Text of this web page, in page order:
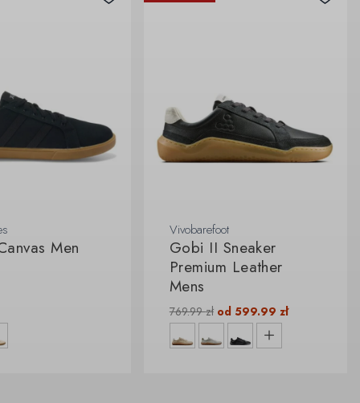
Men
Vivobarefoot
Gobi II Sneaker
Premium Leather
Mens
769.99zł od 599.99 zł